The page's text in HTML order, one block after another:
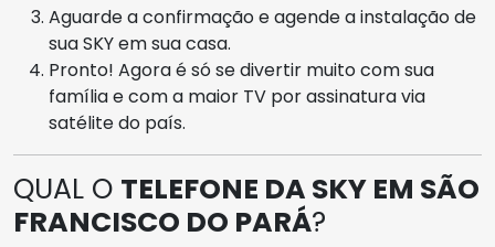
Aguarde a confirmação e agende a instalação de
sua SKY em sua casa.
Pronto! Agora é só se divertir muito com sua
família e com a maior TV por assinatura via
satélite do país.
QUAL O TELEFONE DA SKY EM SÃO
FRANCISCO DO PARÁ?